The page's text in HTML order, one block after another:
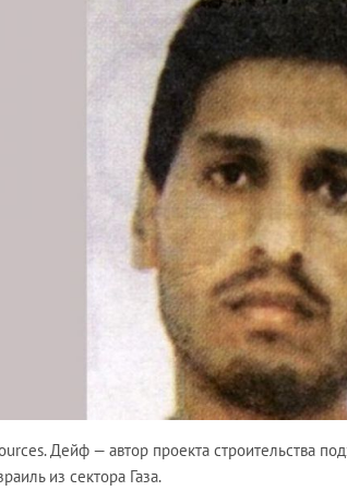
Дейф — автор проекта строительства
из сектора Газа.